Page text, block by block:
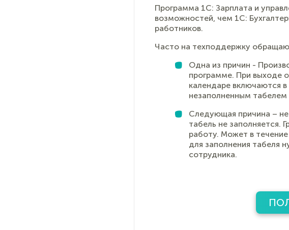
Программа 1С: Зарплата и
возможностей, чем 1С:
работников.
Часто на техподдержку
Одна из причин -
программе. При выходе
календаре включаются
незаполненным табелем
Следующая причина –
табель не заполняется.
работу. Может в
для заполнения табеля
сотрудника.